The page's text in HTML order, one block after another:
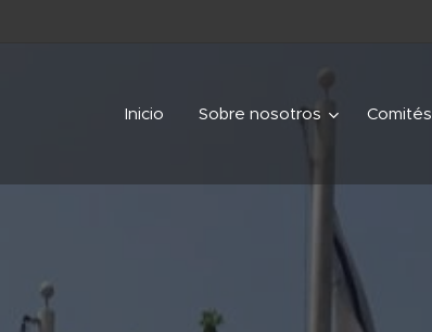
Inicio Sobre nosotros Comités